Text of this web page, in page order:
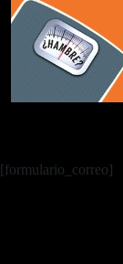
[formulario_correo]